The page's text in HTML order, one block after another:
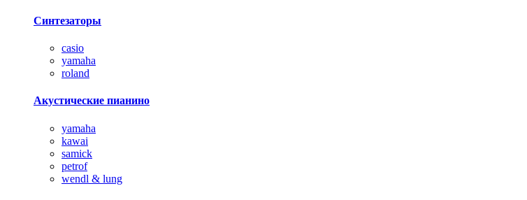
Синтезаторы
casio
yamaha
roland
Акустические пианино
yamaha
kawai
samick
petrof
wendl & lung